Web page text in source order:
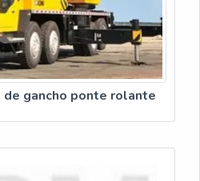
gancho ponte rolante